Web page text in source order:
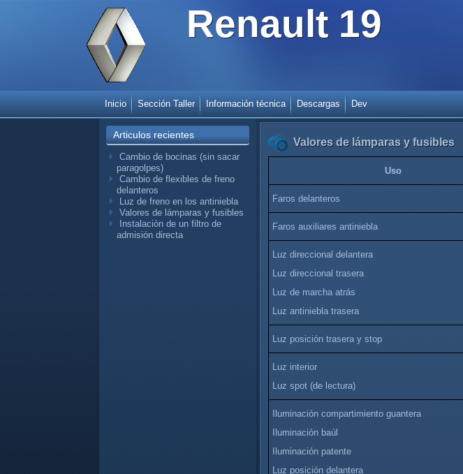
Renault 19
Inicio Sección Taller Información técnica Descargas Dev
Articulos recientes
Cambio de bocinas (sin sacar
paragolpes)
Cambio de flexibles de freno
delanteros
Luz de freno en los antiniebla
Valores de lámparas y fusibles
Instalación de un filtro de
admisión directa
Valores de lámparas y fusibles
Uso
Faros delanteros
Faros auxiliares antiniebla
Luz direccional delantera
Luz direccional trasera
Luz de marcha atrás
Luz antiniebla trasera
Luz posición trasera y stop
Luz interior
Luz spot (de lectura)
Iluminación compartimiento guantera
Iluminación baúl
Iluminación patente
Luz posición delantera